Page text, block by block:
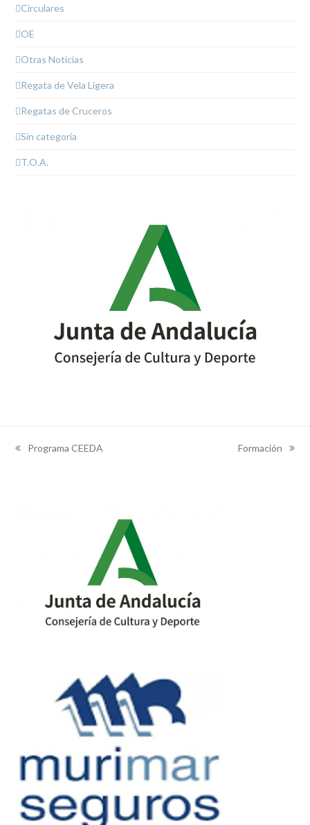
Circulares
OE
Otras Noticias
Regata de Vela Ligera
Regatas de Cruceros
Sin categoría
T.O.A.
previous
Programa CEEDA
next
Formación